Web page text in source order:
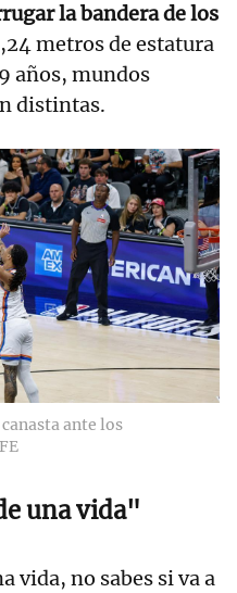
la bandera de los
metros de estatura
años, mundos
distintas.
ante los
una vida"
vida, no sabes si va a